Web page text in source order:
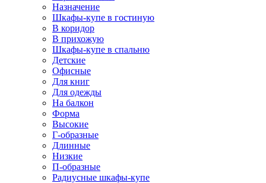
Назначение
Шкафы-купе в гостиную
В коридор
В прихожую
Шкафы-купе в спальню
Детские
Офисные
Для книг
Для одежды
На балкон
Форма
Высокие
Г-образные
Длинные
Низкие
П-образные
Радиусные шкафы-купе